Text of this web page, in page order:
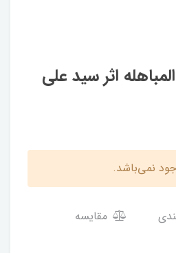
اثر سید علی
نمی‌باشد.
مقایسه